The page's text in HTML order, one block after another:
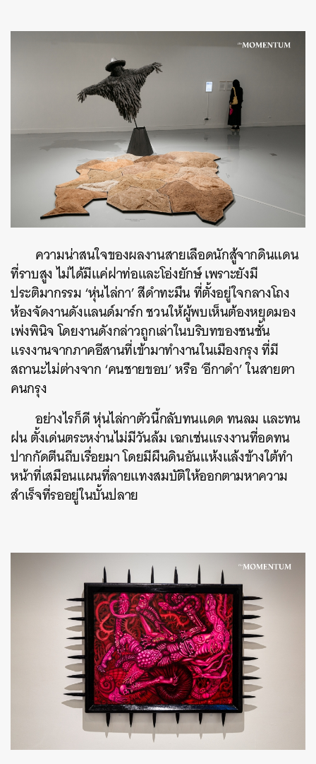
ความน่าสนใจของผลงานสายเลือดนักสู้จากดินแดน
ที่ราบสูง ไม่ได้มีแค่ฝาท่อและโอ่งยักษ์ เพราะยังมี
ประติมากรรม ‘หุ่นไล่กา’ สีดำทะมึน ที่ตั้งอยู่ใจกลางโถง
ห้องจัดงานดังแลนด์มาร์ก ชวนให้ผู้พบเห็นต้องหยุดมอง
เพ่งพินิจ โดยงานดังกล่าวถูกเล่าในบริบทของชนชั้น
แรงงานจากภาคอีสานที่เข้ามาทำงานในเมืองกรุง ที่มี
สถานะไม่ต่างจาก ‘คนชายขอบ’ หรือ ‘อีกาดำ’ ในสายตา
คนกรุง
อย่างไรก็ดี หุ่นไล่กาตัวนี้กลับทนแดด ทนลม และทน
ฝน ตั้งเด่นตระหง่านไม่มีวันล้ม เฉกเช่นแรงงานที่อดทน
ปากกัดตีนถีบเรื่อยมา โดยมีผืนดินอันแห้งแล้งข้างใต้ทำ
หน้าที่เสมือนแผนที่ลายแทงสมบัติให้ออกตามหาความ
สำเร็จที่รออยู่ในบั้นปลาย